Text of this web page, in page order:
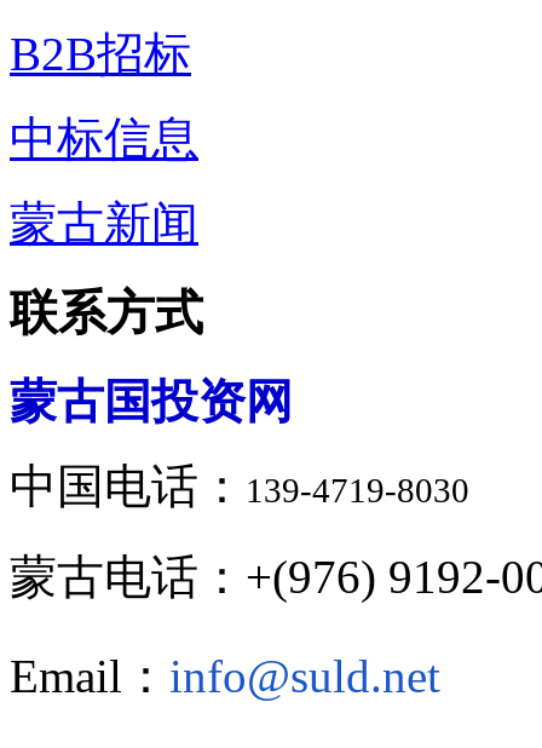
B2B招标
中标信息
蒙古新闻
联系方式
蒙古国投资网
中国电话： 139-4719-8030
蒙古电话：+(976) 9192-
Email： info@suld.net